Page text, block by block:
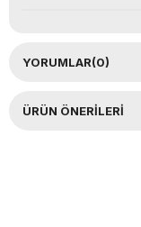
YORUMLAR(0)
ÜRÜN ÖNERILERI